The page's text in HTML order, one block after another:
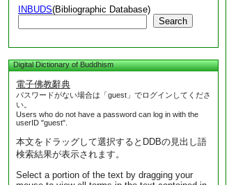
INBUDS(Bibliographic Database)
Search
Digital Dictionary of Buddhism
電子佛教辭典
パスワードがない場合は「guest」でログインしてくださ
い。
Users who do not have a password can log in with the
userID "guest".
本文をドラッグして選択するとDDBの見出し語
検索結果が表示されます。
Select a portion of the text by dragging your